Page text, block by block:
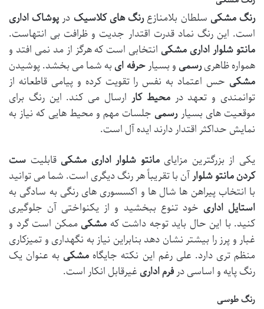
رنگ مشکی سلطان بلامنازعرنگ های کلاسیک در پوشاک اداری
است. این رنگ نماد قدرت اقتدار جدیت و ظرافت بی انتهاست.
مانتو شلوار اداری مشکی انتخابی است که هرگز از مد نمی افتد و
همواره ظاهریرسمی و بسیارحرفه ای به شما می بخشد. پوشیدن
مشکی حس اعتماد به نفس را تقویت کرده و پیامی قاطعانه از
توانمندی و تعهد درمحیط کار ارسال می کند. این رنگ برای
موقعیت های بسیاررسمی جلسات مهم و محیط هایی که نیاز به
نمایش حداکثر اقتدار دارند ایده آل است.
یکی از بزرگترین مزایایمانتو شلوار اداری مشکی قابلیت ست
کردن مانتو شلوارآن با تقریباً هر رنگ دیگری است. شما می توانید
با انتخاب پیراهن ها شال ها و اکسسوری های رنگی به سادگی به
استایل اداری خود تنوع ببخشید و از یکنواختی آن جلوگیری
کنید. با این حال باید توجه داشت که مشکی ممکن است گرد و
غبار و پرز را بیشتر نشان دهد بنابراین نیاز به نگهداری و تمیزکاری
منظم تری دارد. علی رغم این نکته جایگاه مشکی به عنوان یک
رنگ پایه و اساسی در فرم اداری غیرقابل انکار است.
رنگ طوسی